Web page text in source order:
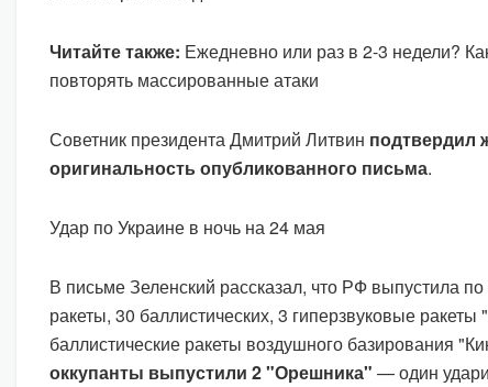
Читайте также: Ежедневно или раз в 2-3 недели?
повторять массированные атаки
Советник президента Дмитрий Литвин подтвердил
оригинальность опубликованного письма.
Удар по Украине в ночь на 24 мая
В письме Зеленский рассказал, что РФ выпустила
ракеты, 30 баллистических, 3 гиперзвуковые
баллистические ракеты воздушного базирования
оккупанты выпустили 2 "Орешника" — один